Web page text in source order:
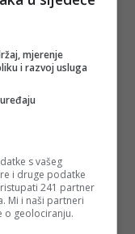
mjerenje
i razvoj usluga
s vašeg
i druge podatke
241 partner
Mi i naši partneri
o geolociranju.